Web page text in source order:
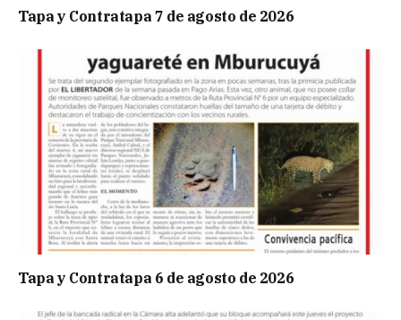
Tapa y Contratapa 7 de agosto de 2026
Tapa y Contratapa 6 de agosto de 2026